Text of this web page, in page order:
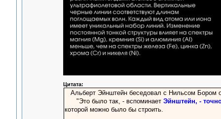
Цитата:
Альберт Эйнштейн беседовал с Нильсом Бором
"Это было так, - вспоминает Эйнштейн, -
которой можно было бы строить.